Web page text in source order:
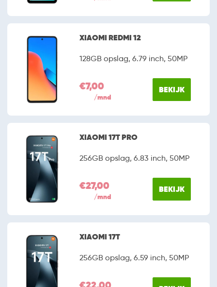
XIAOMI REDMI 12
128GB opslag, 6.79 inch, 50MP
€7,00
/mnd
BEKIJK
XIAOMI 17T PRO
256GB opslag, 6.83 inch, 50MP
€27,00
/mnd
BEKIJK
XIAOMI 17T
256GB opslag, 6.59 inch, 50MP